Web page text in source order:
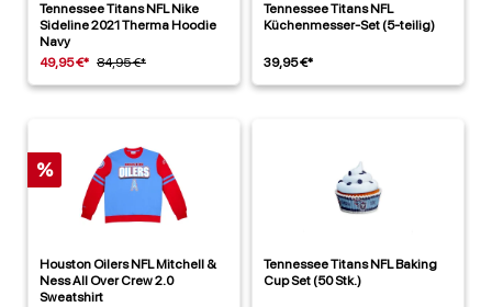
Tennessee Titans NFL Nike
Sideline 2021 Therma Hoodie
Navy
49,95 €* 84,95 €*
Tennessee Titans NFL
Küchenmesser-Set (5-teilig)
39,95 €*
%
Houston Oilers NFL Mitchell &
Ness All Over Crew 2.0
Sweatshirt
Tennessee Titans NFL Baking
Cup Set (50 Stk.)